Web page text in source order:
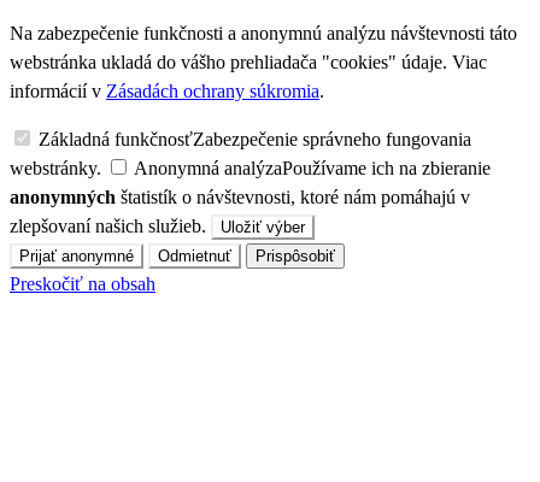
Na zabezpečenie funkčnosti a anonymnú analýzu návštevnosti táto
webstránka ukladá do vášho prehliadača "cookies" údaje. Viac
informácií v Zásadách ochrany súkromia.
Základná funkčnosťZabezpečenie správneho fungovania
webstránky.
Anonymná analýzaPoužívame ich na zbieranie
anonymných štatistík o návštevnosti, ktoré nám pomáhajú v
zlepšovaní našich služieb.
Uložiť výber
Prijať anonymné
Odmietnuť Prispôsobiť
Preskočiť na obsah